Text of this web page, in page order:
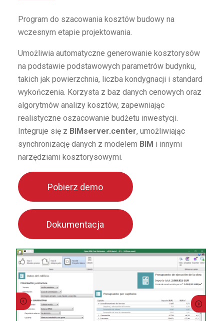
Program do szacowania kosztów budowy na
wczesnym etapie projektowania.
Umożliwia automatyczne generowanie kosztorysów
na podstawie podstawowych parametrów budynku,
takich jak powierzchnia, liczba kondygnacji i standard
wykończenia. Korzysta z baz danych cenowych oraz
algorytmów analizy kosztów, zapewniając
realistyczne oszacowanie budżetu inwestycji.
Integruje się z BIMserver.center, umożliwiając
synchronizację danych z modelem BIM i innymi
narzędziami kosztorysowymi.
Pobierz demo
Dokumentacja